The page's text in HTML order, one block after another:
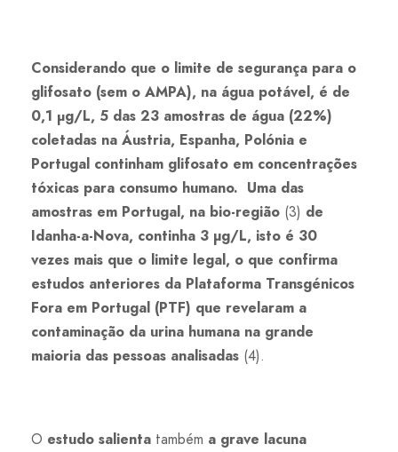
Considerando que o limite de segurança para o
glifosato (sem o AMPA), na água potável, é de
0,1 μg/L, 5 das 23 amostras de água (22%)
coletadas na Áustria, Espanha, Polónia e
Portugal continham glifosato em concentrações
tóxicas para consumo humano. Uma das
amostras em Portugal, na bio-região (3) de
Idanha-a-Nova, continha 3 µg/L, isto é 30
vezes mais que o limite legal, o que confirma
estudos anteriores da Plataforma Transgénicos
Fora em Portugal (PTF) que revelaram a
contaminação da urina humana na grande
maioria das pessoas analisadas (4).
O estudo salienta também a grave lacuna